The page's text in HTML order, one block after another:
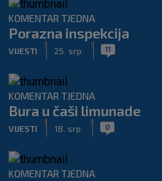
KOMENTAR TJEDNA
Porazna inspekcija
VIJESTI 25. srp. 11
KOMENTAR TJEDNA
Bura u čaši limunade
VIJESTI 18. srp. 0
KOMENTAR TJEDNA